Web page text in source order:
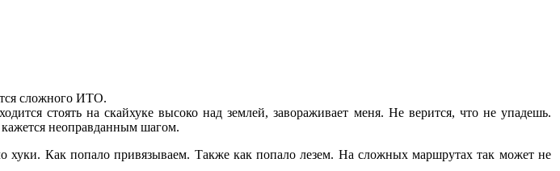
сложного ИТО.
стоять на скайхуке высоко над землей, завораживает меня. Не верится, что не упадешь.
неоправданным шагом.
Как попало привязываем. Также как попало лезем. На сложных маршрутах так может не